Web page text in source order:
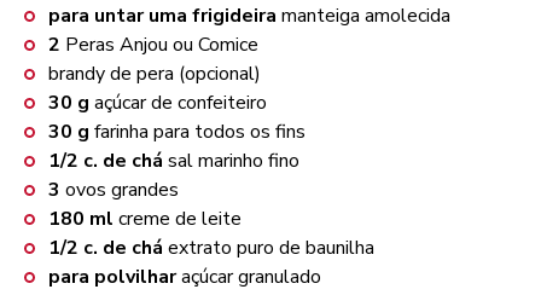
para untar uma frigideira manteiga amolecida
2 Peras Anjou ou Comice
brandy de pera (opcional)
30 g açúcar de confeiteiro
30 g farinha para todos os fins
1/2 c. de chá sal marinho fino
3 ovos grandes
180 ml creme de leite
1/2 c. de chá extrato puro de baunilha
para polvilharaçúcar granulado